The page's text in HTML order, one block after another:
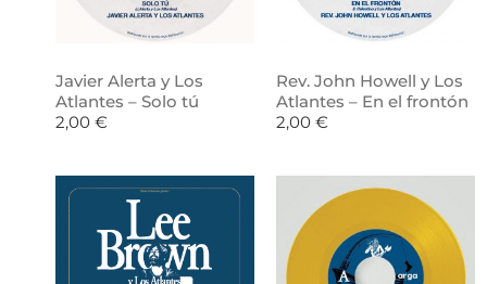
Javier Alerta y Los
Atlantes – Solo tú
2,00 €
Rev. John Howell y Los
Atlantes – En el frontón
2,00 €